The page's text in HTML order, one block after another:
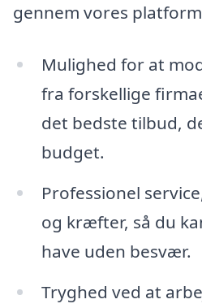
gennem vores
Mulighed for at
fra forskellige
det bedste tilbud,
budget.
Professionel
og kræfter, så du
have uden besvær.
Tryghed ved at